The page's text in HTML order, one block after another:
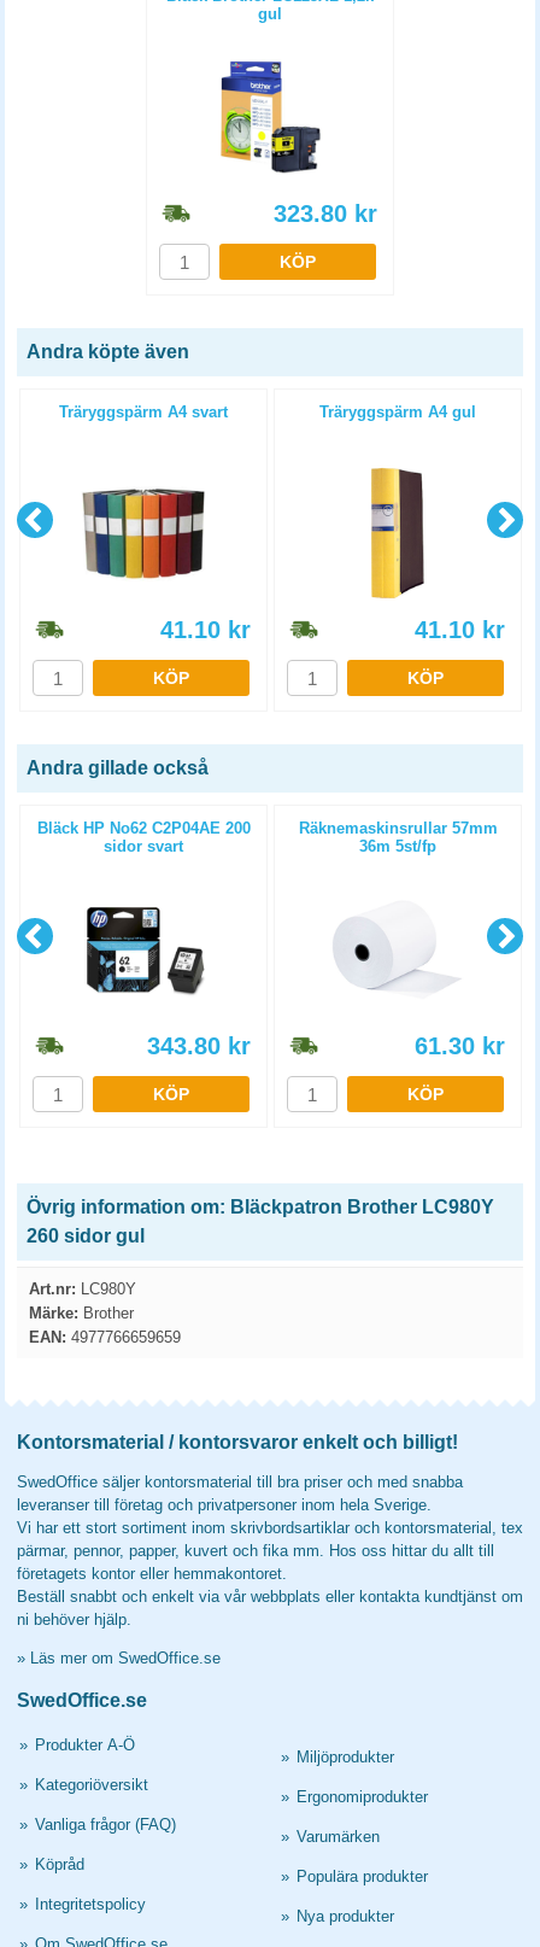
gul
323.80 kr
KÖP
Andra köpte även
Träryggspärm A4 svart
41.10 kr
KÖP
Träryggspärm A4 gul
41.10 kr
KÖP
Andra gillade också
Bläck HP No62 C2P04AE 200
sidor svart
343.80 kr
KÖP
Räknemaskinsrullar 57mm
36m 5st/fp
61.30 kr
KÖP
Övrig information om: Bläckpatron Brother LC980Y
260 sidor gul
Art.nr: LC980Y
Märke: Brother
EAN: 4977766659659
Kontorsmaterial / kontorsvaror enkelt och billigt!
SwedOffice säljer kontorsmaterial till bra priser och med snabba
leveranser till företag och privatpersoner inom hela Sverige.
Vi har ett stort sortiment inom skrivbordsartiklar och kontorsmaterial, tex
pärmar, pennor, papper, kuvert och fika mm. Hos oss hittar du allt till
företagets kontor eller hemmakontoret.
Beställ snabbt och enkelt via vår webbplats eller kontakta kundtjänst om
ni behöver hjälp.
» Läs mer om SwedOffice.se
SwedOffice.se
» Produkter A-Ö
» Kategoriöversikt
» Vanliga frågor (FAQ)
» Köpråd
» Integritetspolicy
» Miljöprodukter
» Ergonomiprodukter
» Varumärken
» Populära produkter
» Nya produkter